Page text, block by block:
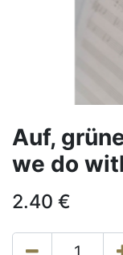
Auf,
we do
2.40 €